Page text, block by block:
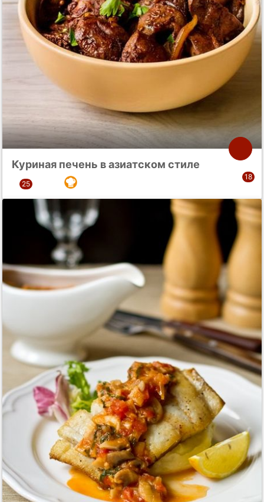
Куриная печень в азиатском стиле